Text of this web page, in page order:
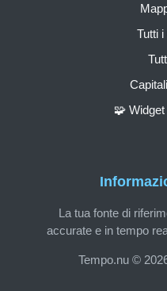
La tua fonte di
accurate e in tempo
Tempo.nu ©
Tutti i
🧩